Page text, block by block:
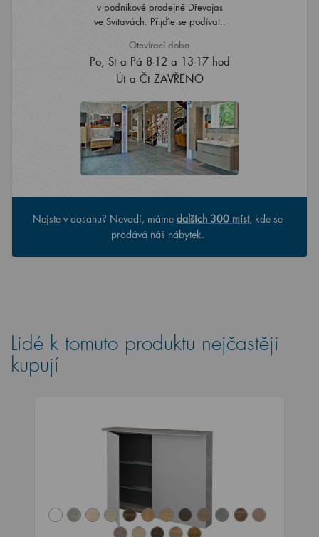
v podnikové prodejně Dřevojas
ve Svitavách. Přijďte se podívat..
Otevírací doba
Po, St a Pá 8-12 a 13-17 hod
Út a Čt ZAVŘENO
Nejste v dosahu? Nevadí, máme dalších 300 míst, kde se
prodává náš nábytek.
Lidé k tomuto produktu nejčastěji
kupují